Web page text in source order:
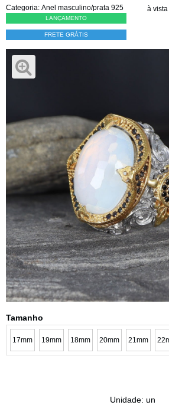
Categoria: Anel masculino/prata 925
LANÇAMENTO
FRETE GRÁTIS
à vista
Tamanho
17mm 19mm 18mm 20mm 21mm
Unidade: un